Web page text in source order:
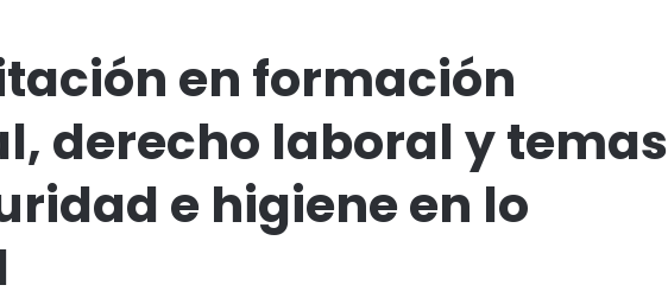
en formación
derecho laboral y temas
e higiene en lo